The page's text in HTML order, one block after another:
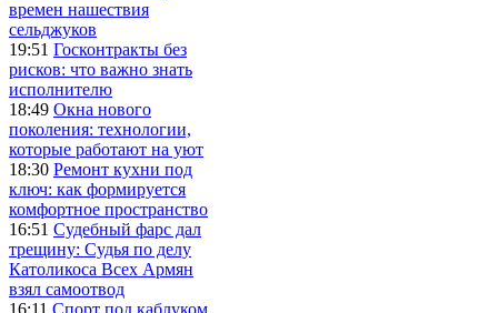
времен нашествия
сельджуков
19:51 Госконтракты без
рисков: что важно знать
исполнителю
18:49 Окна нового
поколения: технологии,
которые работают на уют
18:30 Ремонт кухни под
ключ: как формируется
комфортное пространство
16:51 Судебный фарс дал
трещину: Судья по делу
Католикоса Всех Армян
взял самоотвод
16:11 Спорт под каблуком